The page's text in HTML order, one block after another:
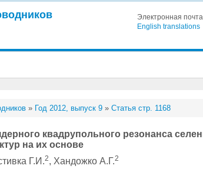
Электронная
English translations
» Год 2012, выпуск 9 »Статья стр. 1168
квадрупольного резонанса
на их основе
Г.И.2, Хандожко А.Г.2